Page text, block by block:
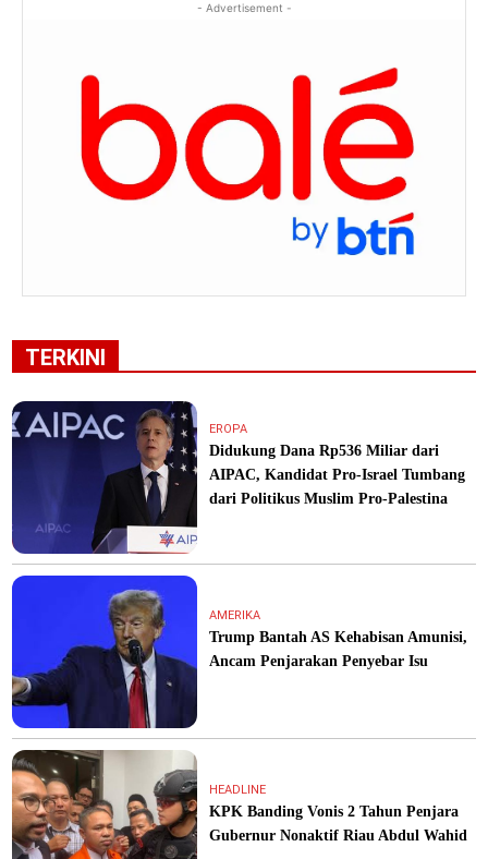
- Advertisement -
TERKINI
EROPA
Didukung Dana Rp536 Miliar dari
AIPAC, Kandidat Pro-Israel Tumbang
dari Politikus Muslim Pro-Palestina
AMERIKA
Trump Bantah AS Kehabisan Amunisi,
Ancam Penjarakan Penyebar Isu
HEADLINE
KPK Banding Vonis 2 Tahun Penjara
Gubernur Nonaktif Riau Abdul Wahid